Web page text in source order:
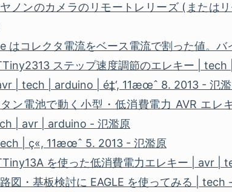
ノンのカメラのリモートレリーズ (また
はコレクタ電流をベース電流で割った値。
ステップ速度調節のエレキー |
| tech | arduino | é‡‘, 11æœˆ 8. 2013 - 氾
ン電池で動く小型・低消費電力 AVR エ
| avr | arduino - 氾濫原
| ç«, 11æœˆ 5. 2013 - 氾濫原
を使った低消費電力エレキー | avr |
図・基板検討に EAGLE を使ってみる | tech